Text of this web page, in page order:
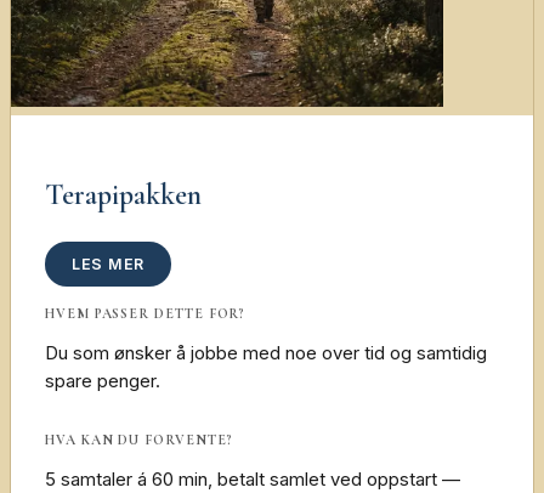
Terapipakken
LES MER
HVEM PASSER DETTE FOR?
Du som ønsker å jobbe med noe over tid og samtidig
spare penger.
HVA KAN DU FORVENTE?
5 samtaler á 60 min, betalt samlet ved oppstart —